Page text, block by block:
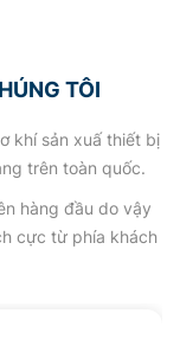
TÔI
khí sản xuấ thiết bị
trên toàn quốc.
hàng đầu do vậy
cực từ phía khách